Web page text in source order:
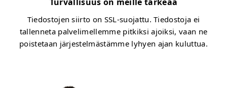
Tiedostojen siirto on SSL-suojattu. Tiedostoja ei
tallenneta palvelimellemme pitkiksi ajoiksi, vaan ne
poistetaan järjestelmästämme lyhyen ajan kuluttua.